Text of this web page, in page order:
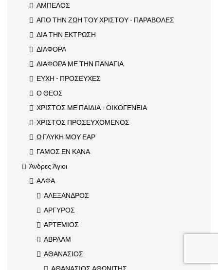
ΑΜΠΕΛΟΣ
ΑΠΟ ΤΗΝ ΖΩΗ ΤΟΥ ΧΡΙΣΤΟΥ - ΠΑΡΑΒΟΛΕΣ
ΔΙΑ ΤΗΝ ΕΚΤΡΩΣΗ
ΔΙΑΦΟΡΑ
ΔΙΑΦΟΡΑ ΜΕ ΤΗΝ ΠΑΝΑΓΙΑ
ΕΥΧΗ - ΠΡΟΣΕΥΧΕΣ
Ο ΘΕΟΣ
ΧΡΙΣΤΟΣ ΜΕ ΠΑΙΔΙΑ - ΟΙΚΟΓΕΝΕΙΑ
ΧΡΙΣΤΟΣ ΠΡΟΣΕΥΧΟΜΕΝΟΣ
Ω ΓΛΥΚΗ ΜΟΥ ΕΑΡ
ΓΑΜΟΣ ΕΝ ΚΑΝΑ
Άνδρες Άγιοι
ΑΛΦΑ
ΑΛΕΞΑΝΔΡΟΣ
ΑΡΓΥΡΟΣ
ΑΡΤΕΜΙΟΣ
ΑΒΡΑΑΜ
ΑΘΑΝΑΣΙΟΣ
ΑΘΑΝΑΣΙΟΣ ΑΘΩΝΙΤΗΣ